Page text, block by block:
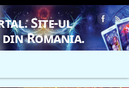
Site-ul
Romania.
VRAJITOARE